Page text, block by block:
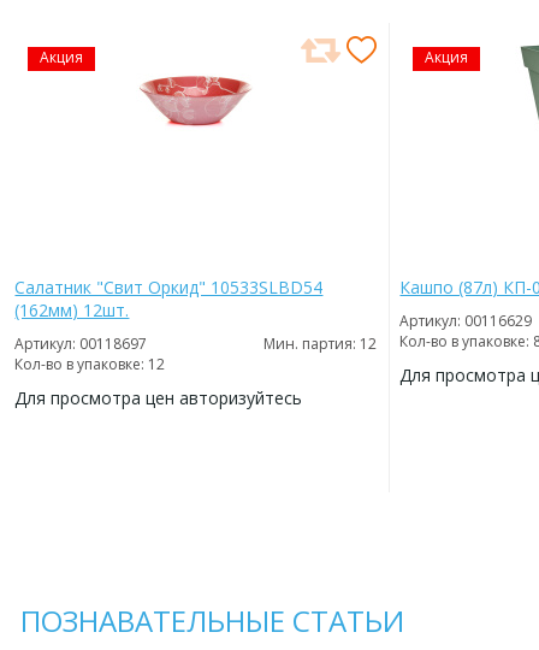
Акция
Салатник "Свит Оркид" 10533SLBD54
(162мм) 12шт.
Артикул: 00118697
Мин. партия: 12
Кол-во в упаковке: 12
Для просмотра цен авторизуйтесь
Акция
Кашпо (87л) КП-
Артикул: 00116629
Кол-во в упаковке:
Для просмотра
ПОЗНАВАТЕЛЬНЫЕ СТАТЬИ